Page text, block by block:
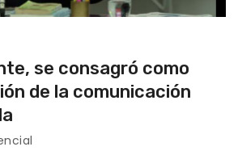
se consagró como
de la comunicación